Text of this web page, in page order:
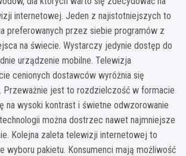
internetowej. Jeden z najistotniejszych to
preferowanych przez siebie programów z
na świecie. Wystarczy jedynie dostęp do
urządzenie mobilne. Telewizja
cenionych dostawców wyróżnia się
Przeważnie jest to rozdzielczość w formacie
na wysoki kontrast i świetne odwzorowanie
można dostrzec nawet najmniejsze
Kolejna zaleta telewizji internetowej to
wyboru pakietu. Konsumenci mają możliwość